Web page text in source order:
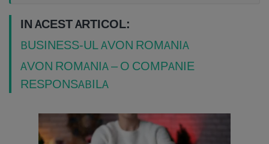
IN ACEST ARTICOL:
BUSINESS-UL AVON ROMANIA
AVON ROMANIA – O COMPANIE
RESPONSABILA